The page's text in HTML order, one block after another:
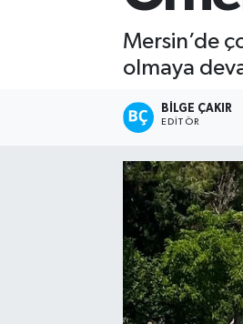
Mersin’de
olmaya
BILGE ÇAKIR
EDITÖR
Haber Arşivi